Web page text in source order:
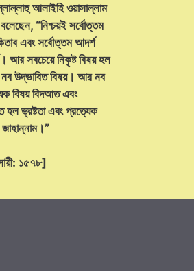
আলাইহি ওয়াসাল্লাম
“নিশ্চয়ই সর্বোত্তম
এবং সর্বোত্তম আদর্শ
আর সবচেয়ে নিকৃষ্ট বিষয় হল
নব উদ্ভাবিত বিষয়। আর নব
বিষয় বিদআত এবং
ভ্রষ্টতা এবং প্রত্যেক
জাহান্নাম।”
১৫৭৮]